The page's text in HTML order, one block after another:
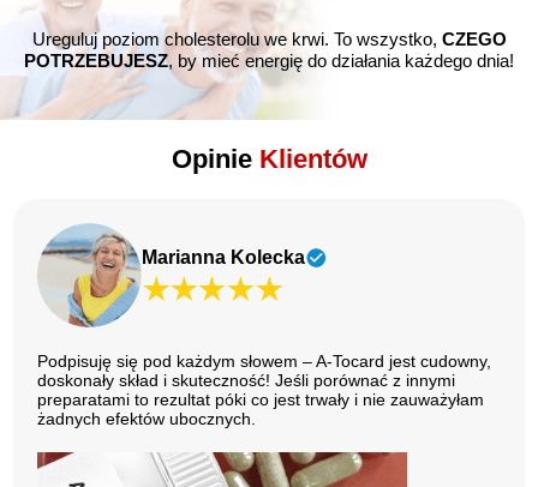
Ureguluj poziom cholesterolu we krwi. To wszystko, CZEGO
POTRZEBUJESZ, by mieć energię do działania każdego dnia!
Opinie Klientów
Marianna Kolecka
Podpisuję się pod każdym słowem – A-Tocard jest cudowny,
doskonały skład i skuteczność! Jeśli porównać z innymi
preparatami to rezultat póki co jest trwały i nie zauważyłam
żadnych efektów ubocznych.